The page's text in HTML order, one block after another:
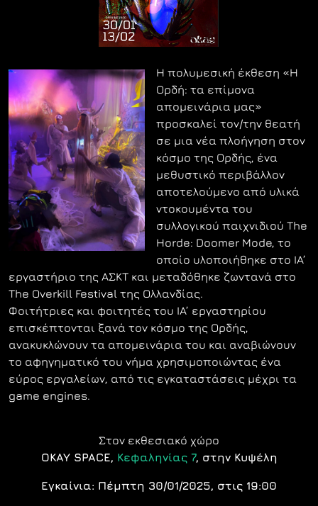
Η πολυμεσική έκθεση «Η
Ορδή: τα επίμονα
απομεινάρια μας»
προσκαλεί τον/την θεατή
σε μια νέα πλοήγηση στον
κόσμο της Ορδής, ένα
μεθυστικό περιβάλλον
αποτελούμενο από υλικά
ντοκουμέντα του
συλλογικού παιχνιδιού The
Horde: Doomer Mode, το
οποίο υλοποιήθηκε στο IA’
εργαστήριο της ΑΣΚΤ και μεταδόθηκε ζωντανά στο
The Overkill Festival της Ολλανδίας.
Φοιτήτριες και φοιτητές του IA’ εργαστηρίου
επισκέπτονται ξανά τον κόσμο της Ορδής,
ανακυκλώνουν τα απομεινάρια του και αναβιώνουν
το αφηγηματικό του νήμα χρησιμοποιώντας ένα
εύρος εργαλείων, από τις εγκαταστάσεις μέχρι τα
game engines.
Στον εκθεσιακό χώρο
OKAY SPACE, Κεφαληνίας 7, στην Κυψέλη
Εγκαίνια: Πέμπτη 30/01/2025, στις 19:00